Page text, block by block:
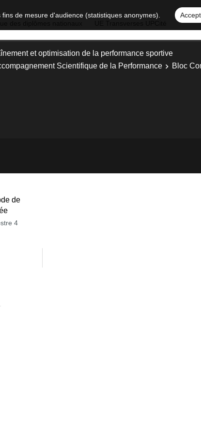
de mesure d'audience (statistiques anonymes).
et optimisation de la performance sportive
Scientifique de la Performance
Bloc
de
4